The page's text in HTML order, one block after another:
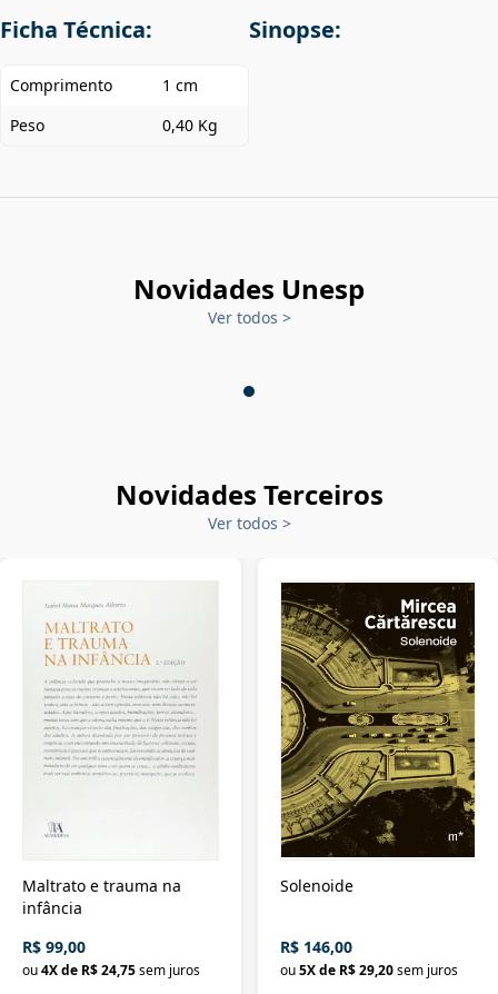
Ficha Técnica:
Comprimento
1 cm
Peso
0,40 Kg
Sinopse:
Novidades Unesp
Ver todos >
Novidades Terceiros
Ver todos >
Maltrato e trauma na
infância
R$ 99,00
ou4X de R$ 24,75sem juros
Solenoide
R$ 146,00
ou 5X de R$ 29,20 sem juros